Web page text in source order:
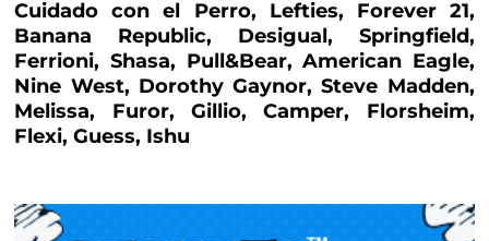
Cuidado con el Perro, Lefties, Forever 21,
Banana Republic, Desigual, Springfield,
Ferrioni, Shasa, Pull&Bear, American Eagle,
Nine West, Dorothy Gaynor, Steve Madden,
Melissa, Furor, Gillio, Camper, Florsheim,
Flexi, Guess, Ishu